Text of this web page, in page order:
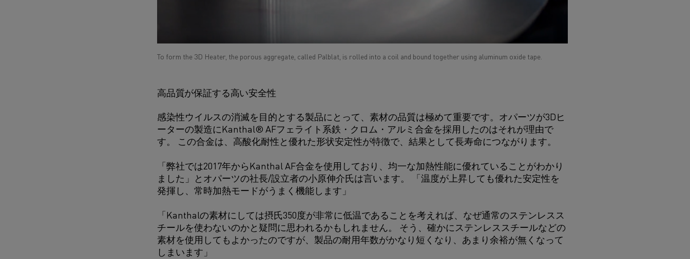
To form the 3D Heater, the porous aggregate, called Palblat, is rolled into a coil and bound together using aluminum oxide tape.
高品質が保証する高い安全性
感染性ウイルスの消滅を目的とする製品にとって、素材の品質は極めて重要です。オパーツが3Dヒ
ーターの製造にKanthal® AFフェライト系鉄・クロム・アルミ合金を採用したのはそれが理由で
す。 この合金は、高酸化耐性と優れた形状安定性が特徴で、結果として長寿命につながります。
「弊社では2017年からKanthal AF合金を使用しており、均一な加熱性能に優れていることがわかり
ました」とオパーツの社長/設立者の小原伸介氏は言います。 「温度が上昇しても優れた安定性を
発揮し、常時加熱モードがうまく機能します」
「Kanthalの素材にしては摂氏350度が非常に低温であることを考えれば、なぜ通常のステンレスス
チールを使わないのかと疑問に思われるかもしれません。 そう、確かにステンレススチールなどの
素材を使用してもよかったのですが、製品の耐用年数がかなり短くなり、あまり余裕が無くなって
しまいます」